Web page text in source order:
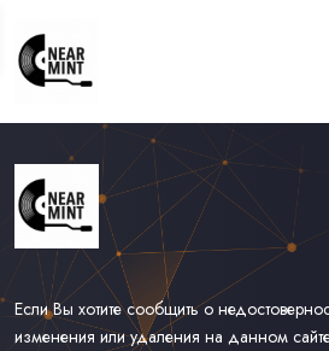
Если Вы хотите сообщить о
изменения или удаления на данном